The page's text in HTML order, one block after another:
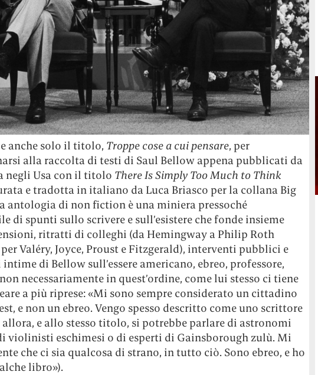
anche solo il titolo, Troppe cose a cui pensare, per
alla raccolta di testi di Saul Bellow appena pubblicati da
negli Usa con il titolo There Is Simply Too Much to Think
e tradotta in italiano da Luca Briasco per la collana Big
antologia di non fiction è una miniera pressoché
di spunti sullo scrivere e sull’esistere che fonde insieme
ritratti di colleghi (da Hemingway a Philip Roth
Valéry, Joyce, Proust e Fitzgerald), interventi pubblici e
di Bellow sull’essere americano, ebreo, professore,
necessariamente in quest’ordine, come lui stesso ci tiene
a più riprese: «Mi sono sempre considerato un cittadino
e non un ebreo. Vengo spesso descritto come uno scrittore
allora, e allo stesso titolo, si potrebbe parlare di astronomi
violinisti eschimesi o di esperti di Gainsborough zulù. Mi
che ci sia qualcosa di strano, in tutto ciò. Sono ebreo, e ho
libro»).